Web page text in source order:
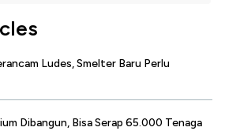
Ludes, Smelter Baru Perlu
Dibangun, Bisa Serap 65.000 Tenaga